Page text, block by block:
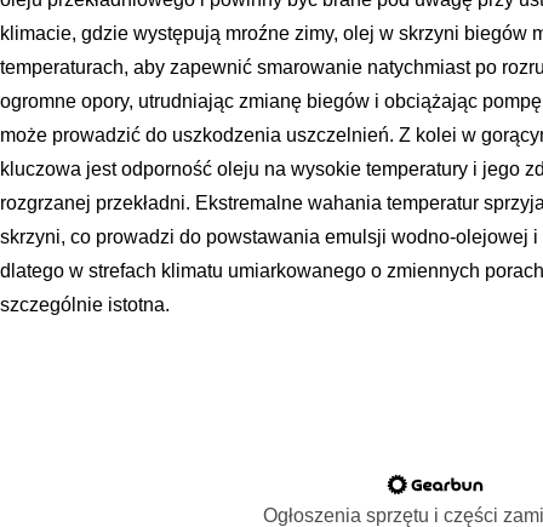
klimacie, gdzie występują mroźne zimy, olej w skrzyni biegów
temperaturach, aby zapewnić smarowanie natychmiast po
ogromne opory, utrudniając zmianę biegów i obciążając
może prowadzić do uszkodzenia uszczelnień. Z kolei w
kluczowa jest odporność oleju na wysokie temperatury i jego
rozgrzanej przekładni. Ekstremalne wahania temperatur
skrzyni, co prowadzi do powstawania emulsji wodno-olejowej
dlatego w strefach klimatu umiarkowanego o zmiennych
szczególnie istotna.
Ogłoszenia sprzętu i części